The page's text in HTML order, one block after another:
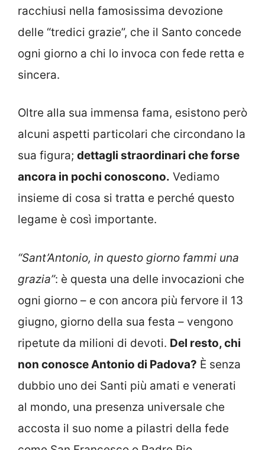
racchiusi nella famosissima devozione
delle “tredici grazie”, che il Santo concede
ogni giorno a chi lo invoca con fede retta e
sincera.
Oltre alla sua immensa fama, esistono però
alcuni aspetti particolari che circondano la
sua figura; dettagli straordinari che forse
ancora in pochi conoscono. Vediamo
insieme di cosa si tratta e perché questo
legame è così importante.
“Sant’Antonio, in questo giorno fammi una
grazia”: è questa una delle invocazioni che
ogni giorno – e con ancora più fervore il 13
giugno, giorno della sua festa – vengono
ripetute da milioni di devoti. Del resto, chi
non conosce Antonio di Padova? È senza
dubbio uno dei Santi più amati e venerati
al mondo, una presenza universale che
accosta il suo nome a pilastri della fede